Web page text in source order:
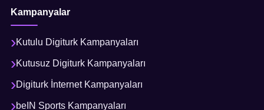
Kampanyalar
Kutulu Digiturk Kampanyaları
Kutusuz Digiturk Kampanyaları
Digiturk İnternet Kampanyaları
beIN Sports Kampanyaları